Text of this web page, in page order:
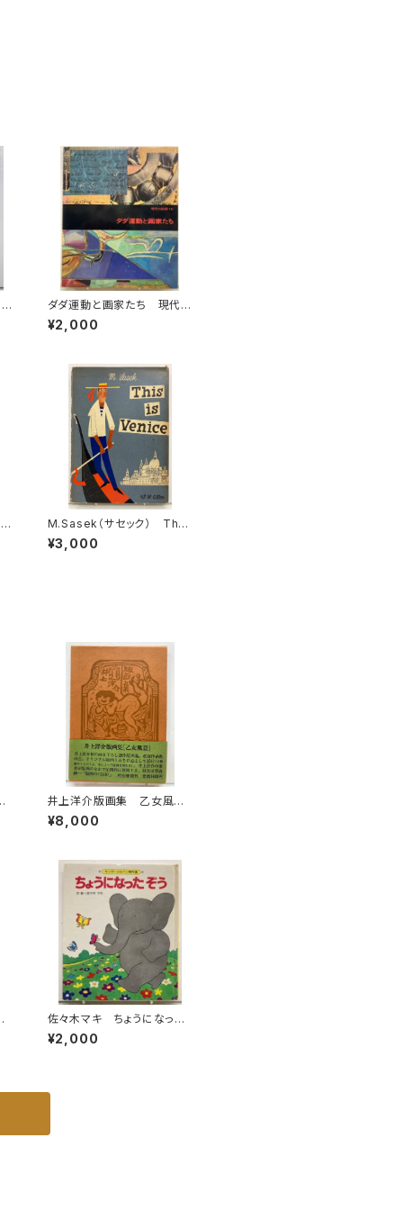
1
ダダ運動と画家たち 現代
の絵画16 1973年 平凡
社
¥2,000
M.Sasek（サセック） This
is Venice 1961年 W.H.
ALLEN
¥3,000
井上洋介版画集 乙女風
景 オリジナル版画１点付
1978年 初版 函 村松書
¥8,000
佐々木マキ ちょうになった
ぞう キンダーメルヘン傑作
選11 1981年（昭56） フレ
¥2,000